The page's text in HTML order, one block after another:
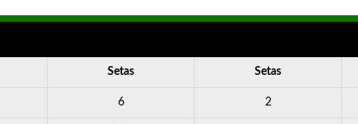
Setas Setas
6 2